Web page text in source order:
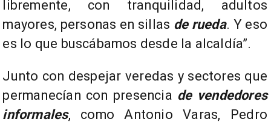
libremente, con tranquilidad, adultos
mayores, personas en sillas de rueda. Y eso
es lo que buscábamos desde la alcaldía”.
Junto con despejar veredas y sectores que
permanecían con presencia de vendedores
informales, como Antonio Varas, Pedro